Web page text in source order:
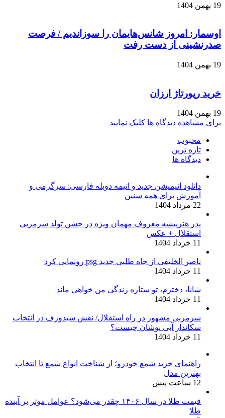
19 بهمن 1404
اوسمار: امروز شانس‌هایمان را سوزاندیم / فرصت
صدرنشینی از دست رفت
19 بهمن 1404
خرید رپورتاژ ارزان
19 بهمن 1404
برای مشاهده دیدگاه ها کلیک نمایید
محبوب
تازه ترین
دیدگاه ها
دانلود انیمیشن جدید و انیمه دوبله فارسی: سرگرمی و
آموزش برای همه سنین
22 مرداد 1404
پدر هنرپیشه معروف مهمان ویژه در جشن تولد سرمربی
استقلال + عکس
11 خرداد 1404
ناصر الخلیفی از جاه طلبی جدید psg رونمایی کرد
11 خرداد 1404
شانا، دخترم، تو ستاره زندگی من خواهی ماند
11 خرداد 1404
سرمربی مشهور در راه استقلال/ نقش سیدورف در انتخاب
سکاندار آبی پوشان چیست؟
11 خرداد 1404
راهنمای خرید شمع خودرو؛ از شناخت انواع شمع تا انتخاب
بهترین مدل
12 ساعت پیش
قیمت طلا در سال ۱۴۰۶ چقدر می‌شود؟ عوامل موثر بر آینده
طلا